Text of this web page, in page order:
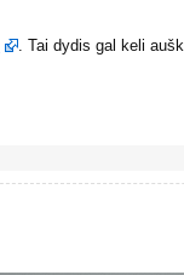
. Tai dydis gal keli